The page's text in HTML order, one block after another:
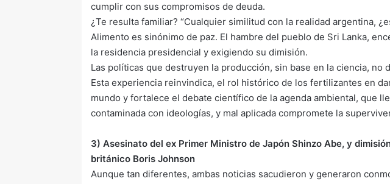
cumplir con sus compromisos de deuda.
¿Te resulta familiar? “Cualquier similitud con la realidad argentina,
Alimento es sinónimo de paz. El hambre del pueblo de Sri Lanka,
la residencia presidencial y exigiendo su dimisión.
Las políticas que destruyen la producción, sin base en la ciencia, no
Esta experiencia reinvindica, el rol histórico de los fertilizantes en
mundo y fortalece el debate científico de la agenda ambiental, que
contaminada con ideologías, y mal aplicada compromete la
3) Asesinato del ex Primer Ministro de Japón Shinzo Abe, y
británico Boris Johnson
Aunque tan diferentes, ambas noticias sacudieron y generaron